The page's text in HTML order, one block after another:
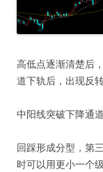
高低点逐渐清楚后
道下轨后，出现反
中阳线突破下降通
回踩形成分型，第
时可以用更小一个